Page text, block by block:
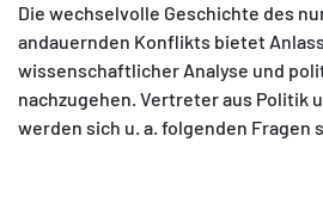
Die wechselvolle Geschichte des
andauernden Konflikts bietet
wissenschaftlicher Analyse und
nachzugehen. Vertreter aus Politik
werden sich u. a. folgenden Fragen